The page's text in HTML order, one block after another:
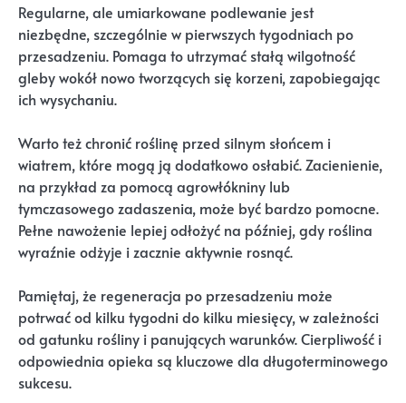
Regularne, ale umiarkowane podlewanie jest
niezbędne, szczególnie w pierwszych tygodniach po
przesadzeniu. Pomaga to utrzymać stałą wilgotność
gleby wokół nowo tworzących się korzeni, zapobiegając
ich wysychaniu.
Warto też chronić roślinę przed silnym słońcem i
wiatrem, które mogą ją dodatkowo osłabić. Zacienienie,
na przykład za pomocą agrowłókniny lub
tymczasowego zadaszenia, może być bardzo pomocne.
Pełne nawożenie lepiej odłożyć na później, gdy roślina
wyraźnie odżyje i zacznie aktywnie rosnąć.
Pamiętaj, że regeneracja po przesadzeniu może
potrwać od kilku tygodni do kilku miesięcy, w zależności
od gatunku rośliny i panujących warunków. Cierpliwość i
odpowiednia opieka są kluczowe dla długoterminowego
sukcesu.